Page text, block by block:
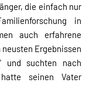
die einfach nur
in
auch erfahrene
Ergebnissen
und suchten nach
seinen Vater